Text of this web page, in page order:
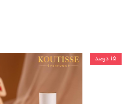
۱۵ درصد